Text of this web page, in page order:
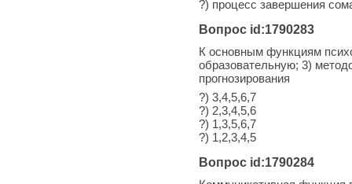
?) процесс завершения
Вопрос id:1790283
К основным функциям
образовательную; 3)
прогнозирования
?) 3,4,5,6,7
?) 2,3,4,5,6
?) 1,3,5,6,7
?) 1,2,3,4,5
Вопрос id:1790284